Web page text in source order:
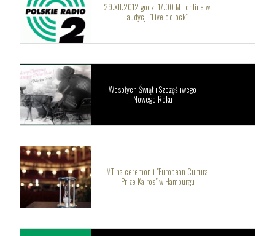
29.XII.2012 godz. 17.00 MT online w
audycji "Five o'clock"
Wesołych Świąt i Szczęśliwego
Nowego Roku
MT na ceremonii "European Cultural
Prize Kairos" w Hamburgu